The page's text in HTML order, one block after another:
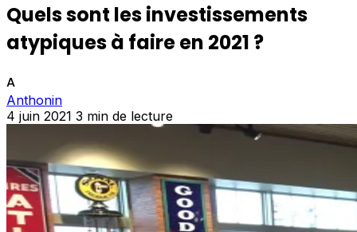
Quels sont les investissements
atypiques à faire en 2021 ?
A
Anthonin
4 juin 2021 3 min de lecture